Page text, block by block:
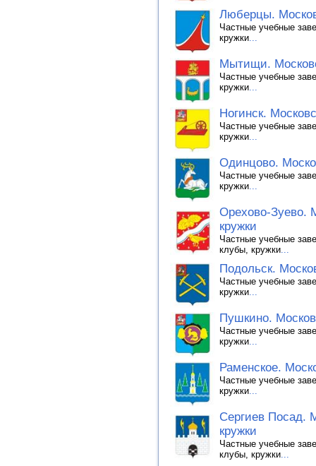
Люберцы.
Частные учебные
кружки...
Мытищи.
Частные учебные
кружки...
Ногинск.
Частные учебные
кружки...
Одинцово.
Частные учебные
кружки...
Орехово-Зуево.
кружки
Частные учебные
клубы, кружки...
Подольск.
Частные учебные
кружки...
Пушкино.
Частные учебные
кружки...
Раменское.
Частные учебные
кружки...
Сергиев Посад.
кружки
Частные учебные
клубы, кружки...